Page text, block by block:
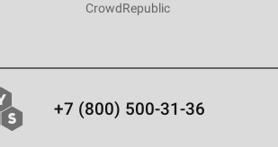
CrowdRepublic
+7 (800) 500-31-36